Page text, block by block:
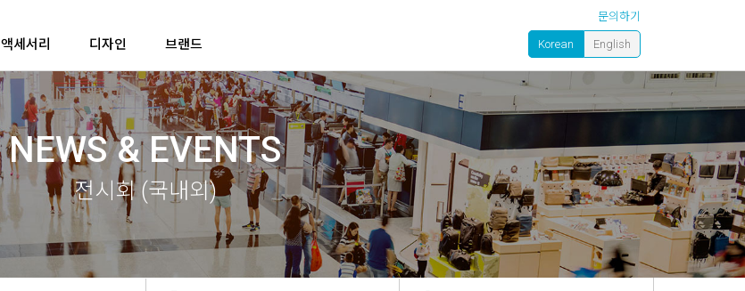
액세서리 디자인 브랜드
문의하기
Korean English
NEWS & EVENTS
전시회 (국내외)